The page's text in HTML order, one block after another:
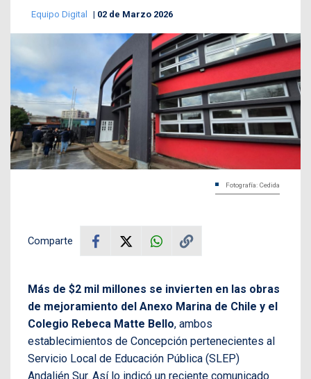
Equipo Digital 02 de Marzo 2026
Fotografía: Cedida
Comparte
Más de $2 mil millones se invierten en las obras
de mejoramiento del Anexo Marina de Chile y el
Colegio Rebeca Matte Bello, ambos
establecimientos de Concepción pertenecientes al
Servicio Local de Educación Pública (SLEP)
Andalién Sur. Así lo indicó un reciente comunicado